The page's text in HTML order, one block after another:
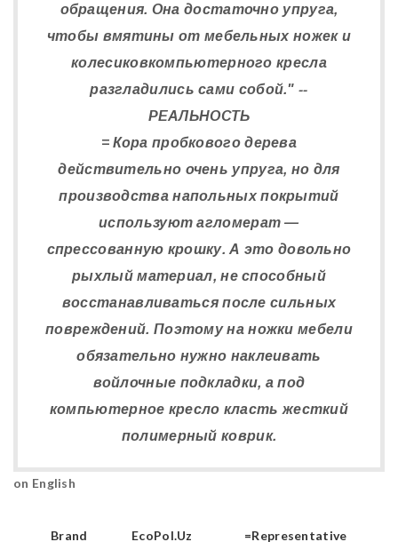
обращения. Она достаточно упруга,
чтобы вмятины от мебельных ножек и
колесиковкомпьютерного кресла
разгладились сами собой." --
РЕАЛЬНОСТЬ
= Кора пробкового дерева
действительно очень упруга, но для
производства напольных покрытий
используют агломерат —
спрессованную крошку. А это довольно
рыхлый материал, не способный
восстанавливаться после сильных
повреждений. Поэтому на ножки мебели
обязательно нужно наклеивать
войлочные подкладки, а под
компьютерное кресло класть жесткий
полимерный коврик.
on English
Brand EcoPol.Uz =Representative